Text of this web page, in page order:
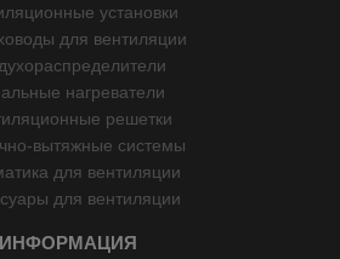
установки
для вентиляции
нагреватели
решетки
вытяжные системы
для вентиляции
для вентиляции
ИНФОРМАЦИЯ